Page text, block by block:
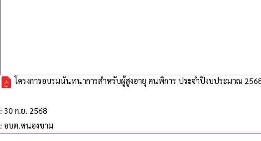
โครงการอบรมนันทนาการสำหรับผู้สูงอายุ คนพิการ ประจำปีงบประมาณ
: 30 ก.ย. 2568
: อบต.หนองขาม